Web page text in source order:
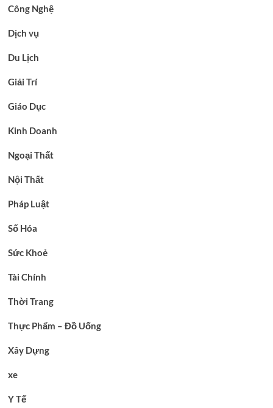
Công Nghệ
Dịch vụ
Du Lịch
Giải Trí
Giáo Dục
Kinh Doanh
Ngoại Thất
Nội Thất
Pháp Luật
Số Hóa
Sức Khoẻ
Tài Chính
Thời Trang
Thực Phẩm – Đồ Uống
Xây Dựng
xe
Y Tế